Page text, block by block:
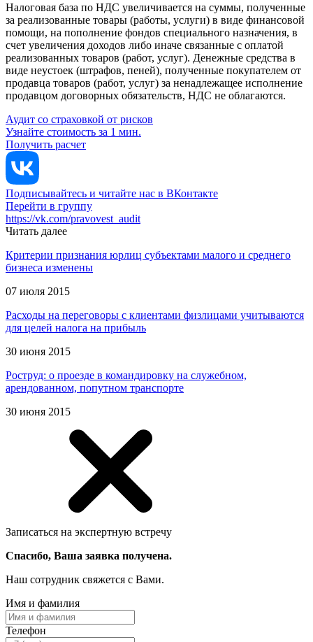
Налоговая база по НДС увеличивается на суммы, полученные
за реализованные товары (работы, услуги) в виде финансовой
помощи, на пополнение фондов специального назначения, в
счет увеличения доходов либо иначе связанные с оплатой
реализованных товаров (работ, услуг). Денежные средства в
виде неустоек (штрафов, пеней), полученные покупателем от
продавца товаров (работ, услуг) за ненадлежащее исполнение
продавцом договорных обязательств, НДС не облагаются.
Аудит со страховкой от рисков
Узнайте стоимость за 1 мин.
Получить расчет
Подписывайтесь и читайте нас в ВКонтакте
Перейти в группу
https://vk.com/pravovest_audit
Читать далее
Критерии признания юрлиц субъектами малого и среднего
бизнеса изменены
07 июля 2015
Расходы на переговоры с клиентами физлицами учитываются
для целей налога на прибыль
30 июня 2015
Роструд: о проезде в командировку на служебном,
арендованном, попутном транспорте
30 июня 2015
Записаться на экспертную встречу
Спасибо, Ваша заявка получена.
Наш сотрудник свяжется с Вами.
Имя и фамилия
Телефон